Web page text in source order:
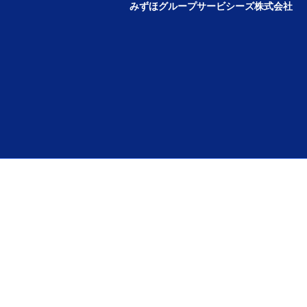
みずほグループサービシーズ株式会社